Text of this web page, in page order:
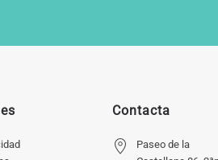
Contacta
Paseo de la